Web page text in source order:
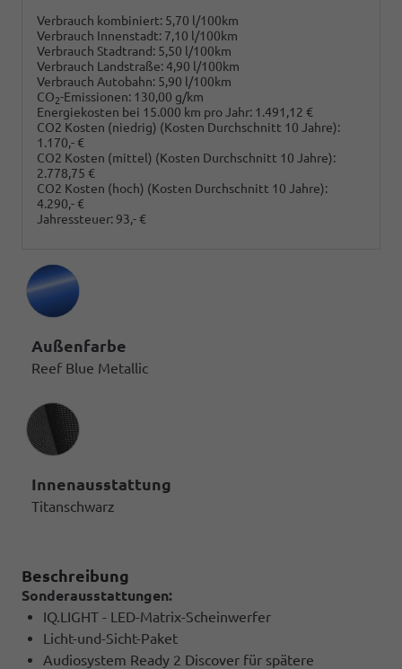
Verbrauch kombiniert: 5,70 l/100km
Verbrauch Innenstadt: 7,10 l/100km
Verbrauch Stadtrand: 5,50 l/100km
Verbrauch Landstraße:4,90 l/100km
Verbrauch Autobahn: 5,90 l/100km
CO2-Emissionen: 130,00 g/km
Energiekosten bei 15.000 km pro Jahr: 1.491,12 €
CO2 Kosten (niedrig) (Kosten Durchschnitt 10 Jahre):
1.170,- €
CO2 Kosten (mittel) (Kosten Durchschnitt 10 Jahre):
2.778,75 €
CO2 Kosten (hoch) (Kosten Durchschnitt 10 Jahre):
4.290,- €
Jahressteuer: 93,- €
Außenfarbe
Reef Blue Metallic
Innenausstattung
Innenausstattung
Titanschwarz
Beschreibung
Sonderausstattungen:
IQ.LIGHT - LED-Matrix-Scheinwerfer
Licht-und-Sicht-Paket
Audiosystem Ready 2 Discover für spätere